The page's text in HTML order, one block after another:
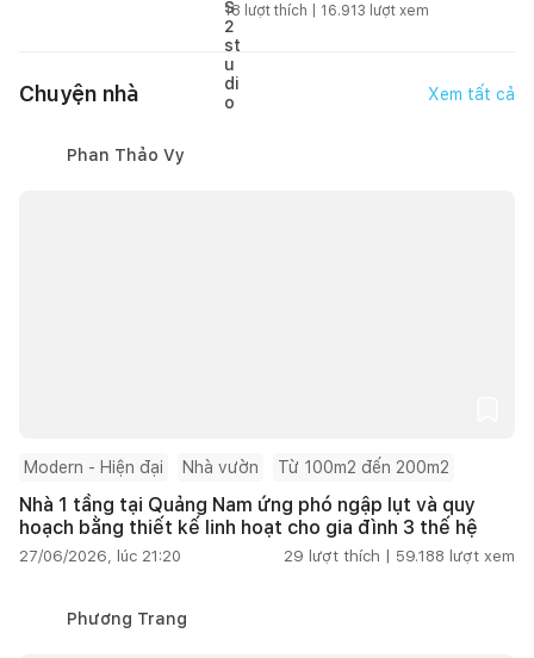
18 lượt thích | 16.913 lượt xem
Chuyện nhà Xem tất cả
Phan Thảo Vy
Modern - Hiện đại Nhà vườn Từ 100m2 đến 200m2
Nhà 1 tầng tại Quảng Nam ứng phó ngập lụt và quy
hoạch bằng thiết kế linh hoạt cho gia đình 3 thế hệ
27/06/2026, lúc 21:20 29 lượt thích | 59.188 lượt xem
Phương Trang